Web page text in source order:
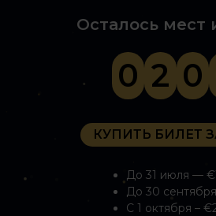
Осталось мест
0 2 0
КУПИТЬ БИЛЕТ
До 31 июля —
До 30
С 1 октября –